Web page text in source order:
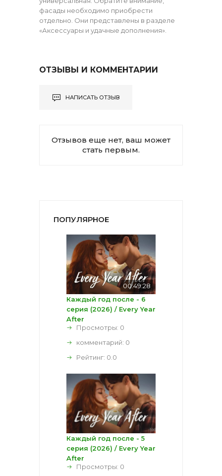
фасады необходимо приобрести
отдельно. Они представлены в разделе
«Аксессуары и удачные дополнения».
ОТЗЫВЫ И КОММЕНТАРИИ
НАПИСАТЬ ОТЗЫВ
Отзывов еще нет, ваш может
стать первым.
ПОПУЛЯРНОЕ
00:49:28
Каждый год после - 6
серия (2026) / Every Year
After
Просмотры: 0
комментарий: 0
Рейтинг: 0.0
Каждый год после - 5
серия (2026) / Every Year
After
Просмотры: 0